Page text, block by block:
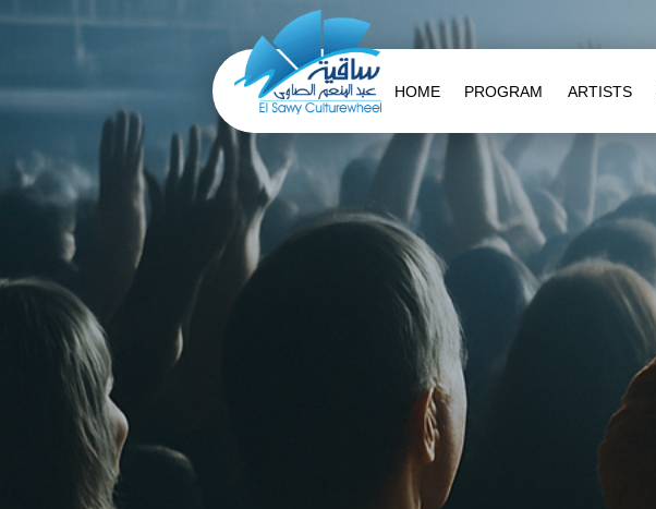
HOME PROGRAM ARTISTS